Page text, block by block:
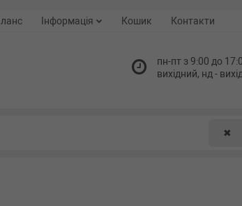
Інформація Кошик Контакти
пн-пт з 9:00 до
вихідний, нд -
✖